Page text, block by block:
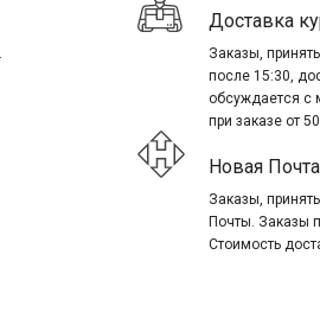
Доставка
Заказы,
после 15:30,
обсуждается с
при заказе от
Новая
Заказы,
Почты. Заказы
Стоимость